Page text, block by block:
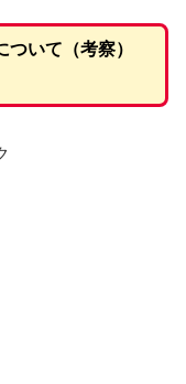
いて（考察）